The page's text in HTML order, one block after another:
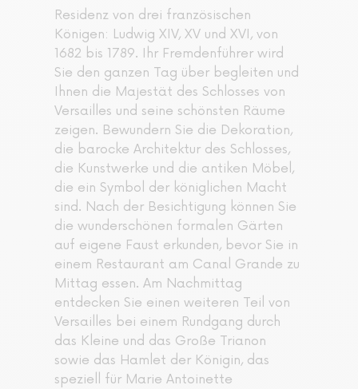
Residenz von drei französischen
Königen: Ludwig XIV, XV und XVI, von
1682 bis 1789. Ihr Fremdenführer wird
Sie den ganzen Tag über begleiten und
Ihnen die Majestät des Schlosses von
Versailles und seine schönsten Räume
zeigen. Bewundern Sie die Dekoration,
die barocke Architektur des Schlosses,
die Kunstwerke und die antiken Möbel,
die ein Symbol der königlichen Macht
sind. Nach der Besichtigung können Sie
die wunderschönen formalen Gärten
auf eigene Faust erkunden, bevor Sie in
einem Restaurant am Canal Grande zu
Mittag essen. Am Nachmittag
entdecken Sie einen weiteren Teil von
Versailles bei einem Rundgang durch
das Kleine und das Große Trianon
sowie das Hamlet der Königin, das
speziell für Marie Antoinette